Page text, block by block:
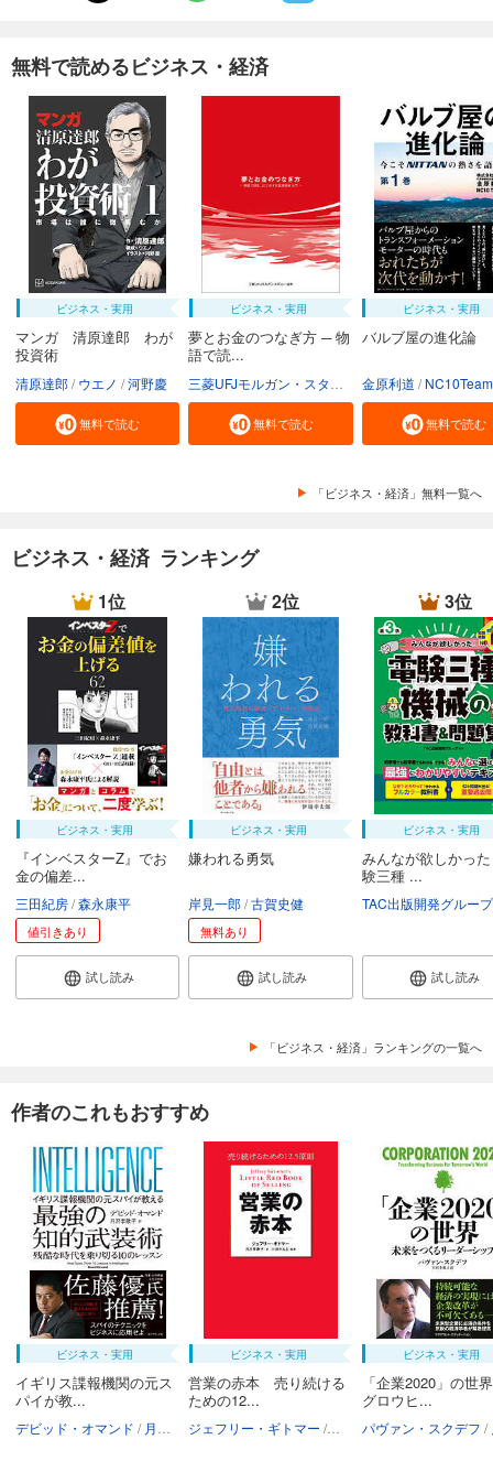
無料で読めるビジネス・経済
ビジネス・実用
マンガ 清原達郎 わが
投資術
清原達郎 ウエノ 河野慶
無料で読む
ビジネス・実用
夢とお金のつなぎ方 ─ 物
語で読...
無料で読む
ビジネス・実用
バルブ屋の進化論
金原利道 NC10Team
無料で読む
「ビジネス・経済」無料一覧へ
ビジネス・経済 ランキング
1位
ビジネス・実用
『インベスターZ』でお
金の偏差...
三田紀房 森永康平
値引きあり
試し読み
2位
ビジネス・実用
嫌われる勇気
岸見一郎 古賀史健
無料あり
試し読み
3位
ビジネス・実用
みんなが欲しかっ
験三種 ...
TAC出版開発グループ
試し読み
「ビジネス・経済」ランキングの一覧へ
作者のこれもおすすめ
ビジネス・実用
イギリス諜報機関の元ス
パイが教...
デビッド・オマンド 月沢李歌子
ビジネス・実用
営業の赤本 売り続ける
ための12...
ジェフリー・ギトマー 月沢李歌子
ビジネス・実用
「企業2020」の世
グロウヒ...
パヴァン・スクデフ